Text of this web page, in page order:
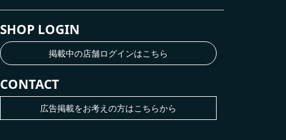
SHOP LOGIN
掲載中の店舗ログインはこちら
CONTACT
広告掲載をお考えの方はこちらから